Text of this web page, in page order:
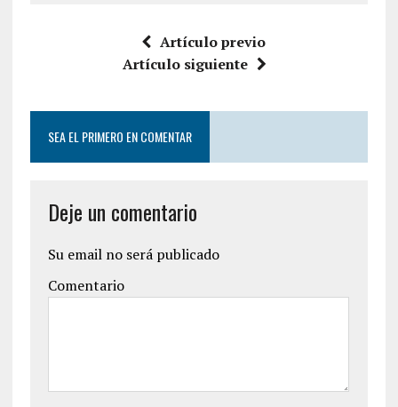
Artículo previo
Artículo siguiente
SEA EL PRIMERO EN COMENTAR
Deje un comentario
Su email no será publicado
Comentario